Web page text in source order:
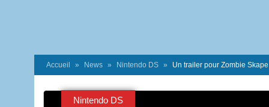
Accueil News Nintendo DS Un trailer pour Zombie Skape
Nintendo DS